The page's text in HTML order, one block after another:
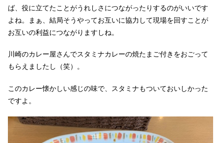
ば、役に立てたことがうれしさにつながったりするのがいいです
よね。まぁ、結局そうやってお互いに協力して現場を回すことが
お互いの利益につながりますしね。
川崎のカレー屋さんでスタミナカレーの焼たまご付きをおごって
もらえましたし（笑）。
このカレー懐かしい感じの味で、スタミナもついておいしかった
ですよ。